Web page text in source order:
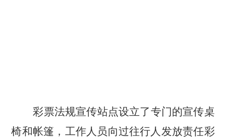
彩票法规宣传站点设立了专门的宣传桌
椅和帐篷， 工作人员向过往行人发放责任彩